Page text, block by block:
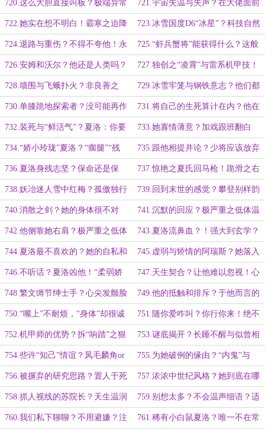
与细节！双手麻痹之在金属箱内吃苦
头！
受与呜呜咽咽！不死也得脱层皮！
720.这么大胆直接叫板？极端异常
之夏洛呼吸停止？被动依靠感觉不
好！
721.宇宙失温与失声？在大佬面前
蹦跶试探！他以单手应战！
722.她实在想不明白！霸寒之迫降
在哪？夏洛的选择！
723.冰雪国度D6“冰星”？科技自然
之鲜活“雷神”！匪夷所思大手笔！
724.退路与重伤？不得不夸他！永
远不知餍足的极寒冰星——斯托佳！
725.“虾兵蟹将”能获得什么？这般
体魄与观赏性！默默承担只字未提！
726.安姆和沃尔？他还是人类吗？
乱来之反杀至此！
727.独创之“凌霄”与雷系机甲技！
棋局之恰到好处的筹谋！
728.墙围与飞蛾扑火？非良善之
辈！变化之昳丽如星空！
729.冰雪牢笼与钢铁意志？他们都
要捱过去！夏洛冷到瑰艳！
730.单膝跪地探索者？没可能再作
妖？秒速无头与暴力开舱！
731.将自己的生死算计在内？他在
勉强自己！祁氏防御系统！
732.装死与“鲜活气”？夏洛：你要
么做，要么死
733.她寡情薄意？加戏跟班翻白
眼？夏洛：你要么做，要么死
734.“娇小玲珑”夏洛？“瘸腿”“残
手”硬仗！料事如神与明显马脚！
735.跟他相提并论？少将应该放弃
她！联邦顶级医疗团队！
736.夏洛身残志坚？保命还是保
手？利用到极致！
737.惊艳之夏氏回马枪！跪滑之右
腿碎裂？保命还是保手？
738.妖冶迷人雪中红梅？孤傲独行
之不败狼王！谁都不会抛弃谁！
739.回到末世的感觉？攀登别样韵
味之“雷神”？情分与付出是相互的！
740.消散之剑？她的身体很不对
劲！意志之万物求存！
741.沉默的回应？极严重之低体温
症！眼疾手快扶住他！
742.他侧靠她右肩？极严重之低体
温症！眼疾手快扶住他！
743.夏洛流鼻血？！强大到玄学？
她这个“伤残”是唯一的希望！
744.夏洛最不喜欢的？她的自私和
犹豫！她是不可思议的物种！
745.虚弱与矫情的阿瑞斯？她落入
他眼底！不论手段活下去！
746.不听话？夏洛凶他！“柔弱娇
花”他“古板”、“闹别扭”！
747.天生契合？让他难以忽视！心
尖忍不住发颤！
748.繁文缛节绅士手？心尖发颤脸
贴脸？夏洛：趁人之危？我对你没心
思
749.他的抵触和排斥？于他而言的
意味！迷迷糊糊的阿瑞斯！
750.“嘴上”不耐烦，“身体”却很诚
实？方便她胡诌！
751.随你爱咋叫？你行你来！绝不
接受差评！
752.机甲师的优势？拆“响踏”之狠
狠踩在危险边缘！泪痣妖娆惑人！
753.谜底揭开？长睡不醒与似曾相
识？夏洛：阿瑞斯，别放弃
754.些许“知己”情谊？凤毛麟角or
大白菜？很不对劲的特殊优待！
755.为她破例的缘由？“内鬼”与
网？亲自盯他守他！
756.被摒弃的研究思路？置人于死
地之敌袭？失去意识的夏洛！
757.浓浓中世纪风格？她到底在哪
里？白大褂院长！
758.抓人视线的苏院长？天生温润
气质！触诊之他身上的草药味！
759.别想太多？不会温声细语？适
合之让人产生亲近感！
760.我们私下聊聊？不用避嫌？注 761.稀有小白鼠夏洛？唯一不在常